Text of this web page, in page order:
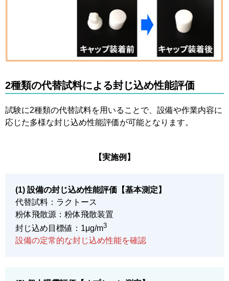
2種類の代替試料による封じ込め性能評価
試験に2種類の代替試料を用いることで、設備や作業内容に
応じた多様な封じ込め性能評価が可能となります。
【実施例】
(1) 設備の封じ込め性能評価【基本測定】
代替試料：ラクトース
粉体飛散源：粉体飛散装置
封じ込め目標値：1μg/m3
設備の定常的な封じ込め性能を確認